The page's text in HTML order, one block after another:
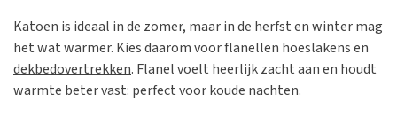
Katoen is ideaal in de zomer, maar in de herfst en winter mag
het wat warmer. Kies daarom voor flanellen hoeslakens en
dekbedovertrekken. Flanel voelt heerlijk zacht aan en houdt
warmte beter vast: perfect voor koude nachten.